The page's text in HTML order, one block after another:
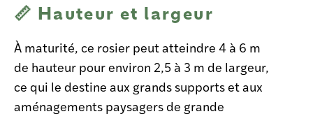
📏 Hauteur et largeur
À maturité, ce rosier peut atteindre 4 à 6 m
de hauteur pour environ 2,5 à 3 m de largeur,
ce qui le destine aux grands supports et aux
aménagements paysagers de grande